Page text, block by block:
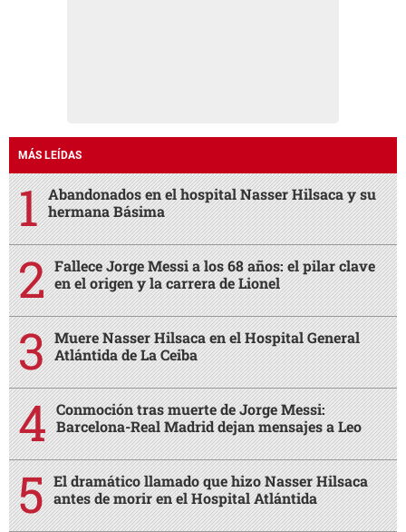
MÁS LEÍDAS
Abandonados en el hospital Nasser Hilsaca y su
hermana Básima
Fallece Jorge Messi a los 68 años: el pilar clave
en el origen y la carrera de Lionel
Muere Nasser Hilsaca en el Hospital General
Atlántida de La Ceiba
Conmoción tras muerte de Jorge Messi:
Barcelona-Real Madrid dejan mensajes a Leo
El dramático llamado que hizo Nasser Hilsaca
antes de morir en el Hospital Atlántida